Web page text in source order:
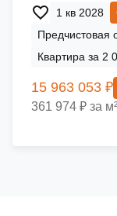
1 кв 2028
Предчистовая
Квартира за 2
15 963 053 ₽
361 974 ₽ за м²